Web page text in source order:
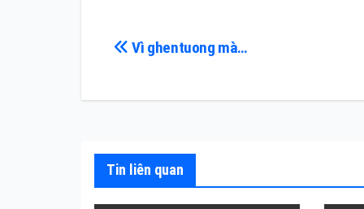
Điều
viết
Vì ghentuong mà…
Tin liên quan